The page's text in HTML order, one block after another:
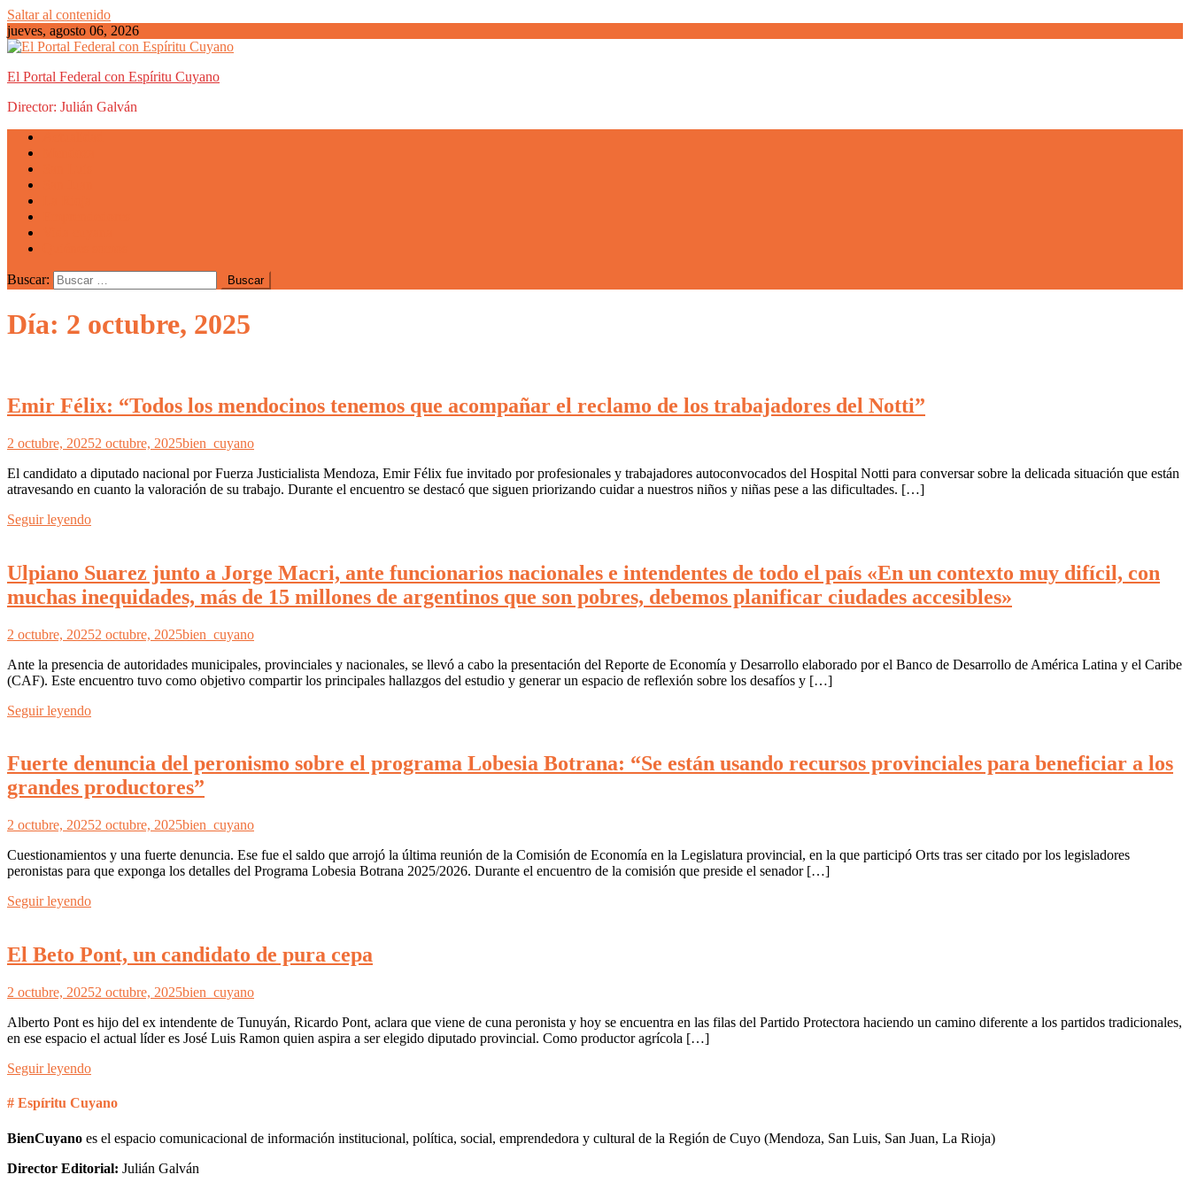
Saltar al contenido
jueves, agosto 06, 2026
El Portal Federal con Espíritu Cuyano
Director: Julián Galván
Buscar:
Día: 2 octubre, 2025
Emir Félix: “Todos los mendocinos tenemos que acompañar el reclamo de los trabajadores del Notti”
2 octubre, 20252 octubre, 2025bien_cuyano
El candidato a diputado nacional por Fuerza Justicialista Mendoza, Emir Félix fue invitado por profesionales y trabajadores autoconvocados del Hospital Notti para conversar sobre la delicada situación que están
atravesando en cuanto la valoración de su trabajo. Durante el encuentro se destacó que siguen priorizando cuidar a nuestros niños y niñas pese a las dificultades. […]
Seguir leyendo
Ulpiano Suarez junto a Jorge Macri, ante funcionarios nacionales e intendentes de todo el país «En un contexto muy difícil, con
muchas inequidades, más de 15 millones de argentinos que son pobres, debemos planificar ciudades accesibles»
2 octubre, 20252 octubre, 2025bien_cuyano
Ante la presencia de autoridades municipales, provinciales y nacionales, se llevó a cabo la presentación del Reporte de Economía y Desarrollo elaborado por el Banco de Desarrollo de América Latina y el Caribe
(CAF). Este encuentro tuvo como objetivo compartir los principales hallazgos del estudio y generar un espacio de reflexión sobre los desafíos y […]
Seguir leyendo
Fuerte denuncia del peronismo sobre el programa Lobesia Botrana: “Se están usando recursos provinciales para beneficiar a los
grandes productores”
2 octubre, 20252 octubre, 2025bien_cuyano
Cuestionamientos y una fuerte denuncia. Ese fue el saldo que arrojó la última reunión de la Comisión de Economía en la Legislatura provincial, en la que participó Orts tras ser citado por los legisladores
peronistas para que exponga los detalles del Programa Lobesia Botrana 2025/2026. Durante el encuentro de la comisión que preside el senador […]
Seguir leyendo
El Beto Pont, un candidato de pura cepa
2 octubre, 20252 octubre, 2025bien_cuyano
Alberto Pont es hijo del ex intendente de Tunuyán, Ricardo Pont, aclara que viene de cuna peronista y hoy se encuentra en las filas del Partido Protectora haciendo un camino diferente a los partidos tradicionales,
en ese espacio el actual líder es José Luis Ramon quien aspira a ser elegido diputado provincial. Como productor agrícola […]
Seguir leyendo
# Espíritu Cuyano
BienCuyano es el espacio comunicacional de información institucional, política, social, emprendedora y cultural de la Región de Cuyo (Mendoza, San Luis, San Juan, La Rioja)
Director Editorial: Julián Galván